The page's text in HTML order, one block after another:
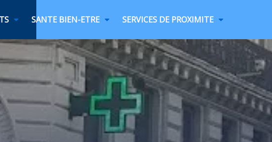
SANTE BIEN-ETRE SERVICES DE PROXIMITE